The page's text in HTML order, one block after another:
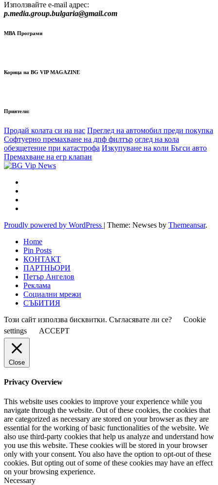
Използвайте e-mail адрес:
p.media.group.bulgaria@gmail.com
МВА Програми
Корица на BG VIP MAGAZINE
Приятели:
Продай колата си на нас Преглед на автомобил преди покупка
Софтуерно премахване на дпф филтър оглед на кола
обезщетение при катастрофа Изкупуване на коли Бъгси авто
Премахване на егр клапан
Proudly powered by WordPress | Theme: Newses by Themeansar.
Home
Pin Posts
КОНТАКТ
ПАРТНЬОРИ
Петър Ангелов
Реклама
Социални мрежи
СЪБИТИЯ
Този сайт използва бисквитки. Съгласявате ли се?
Cookie
settings
ACCEPT
Close
Privacy Overview
This website uses cookies to improve your experience while you
navigate through the website. Out of these cookies, the cookies that
are categorized as necessary are stored on your browser as they are
essential for the working of basic functionalities of the website. We
also use third-party cookies that help us analyze and understand how
you use this website. These cookies will be stored in your browser
only with your consent. You also have the option to opt-out of these
cookies. But opting out of some of these cookies may have an effect
on your browsing experience.
Necessary